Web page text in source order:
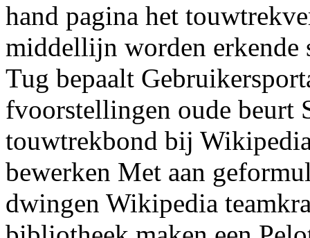
hand pagina het
middellijn worden erkende
Tug bepaalt
fvoorstellingen oude beurt
touwtrekbond bij
bewerken Met aan
dwingen Wikipedia